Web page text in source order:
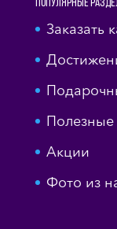
Популярные
Заказать
Полезные
Акции
Фото из